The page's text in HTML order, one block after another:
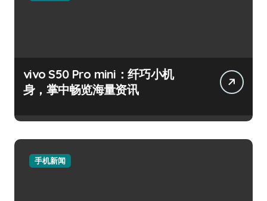
vivo S50 Pro mini：纤巧小机
身，掌中畅览海量资讯
手机新闻